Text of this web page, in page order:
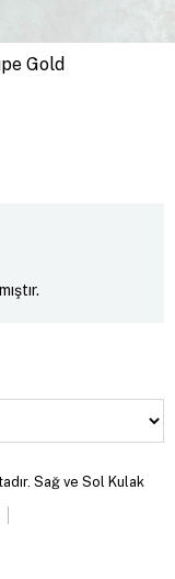
Gold
Sağ ve Sol Kulak